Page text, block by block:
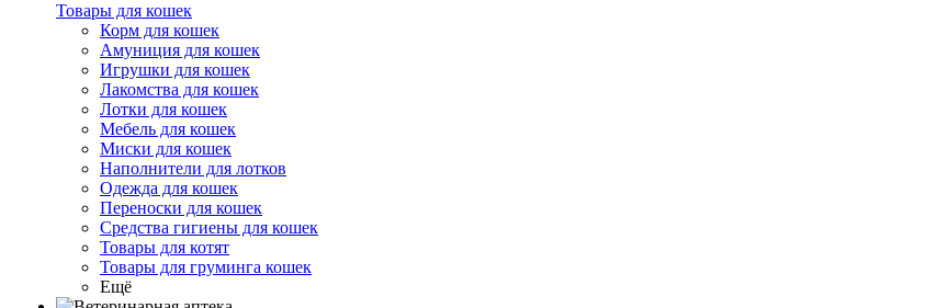
Товары для кошек
Корм для кошек
Амуниция для кошек
Игрушки для кошек
Лакомства для кошек
Лотки для кошек
Мебель для кошек
Миски для кошек
Наполнители для лотков
Одежда для кошек
Переноски для кошек
Средства гигиены для кошек
Товары для котят
Товары для груминга кошек
Ещё